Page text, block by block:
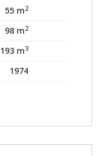
55 m2
98 m2
193 m3
1974